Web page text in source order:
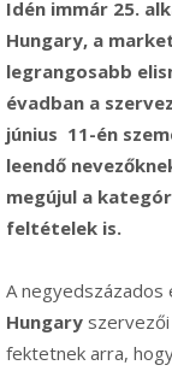
Idén immár 25.
Hungary, a
legrangosabb
évadban a
június 11-én
leendő
megújul a
feltételek is.
A negyedszázados
Hungary
fektetnek arra,